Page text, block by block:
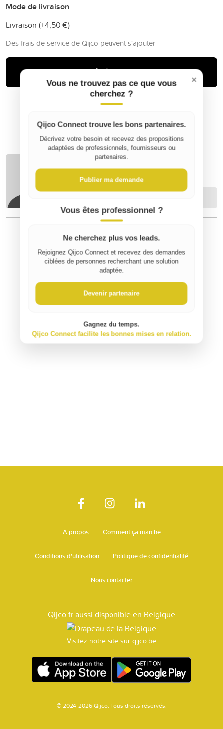
Mode de livraison
Livraison (+4,50 €)
Des frais de service de Qijco peuvent s'ajouter
Acheter
Sophie B
⚠️ Signaler un contenu inapproprié
A propos Comment ça marche
Conditions d'utilisation Politique de confidentialité
Nous contacter
Qijco.fr aussi disponible en Belgique
Visitez notre site sur qijco.be
© 2024-2026 Qijco. Tous droits réservés.
×
Vous ne trouvez pas ce que vous
cherchez ?
Qijco Connect trouve les bons partenaires.
Décrivez votre besoin et recevez des propositions
adaptées de professionnels, fournisseurs ou
partenaires.
Publier ma demande
Vous êtes professionnel ?
Ne cherchez plus vos leads.
Rejoignez Qijco Connect et recevez des demandes
ciblées de personnes recherchant une solution
adaptée.
Devenir partenaire
Gagnez du temps.
Qijco Connect facilite les bonnes mises en relation.